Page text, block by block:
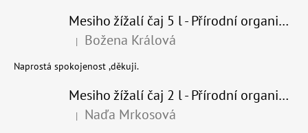
Mesiho žížalí čaj 5 l - Přírodní organické hnojivo 100% nature
Hodnocení produktu je 5 z 5 hvězdiček.
| Božena Králová
Naprostá spokojenost ,děkuji.
Mesiho žížalí čaj 2 l - Přírodní organické hnojivo 100% nature - recyklovaný obal
Hodnocení produktu je 5 z 5 hvězdiček.
| Naďa Mrkosová